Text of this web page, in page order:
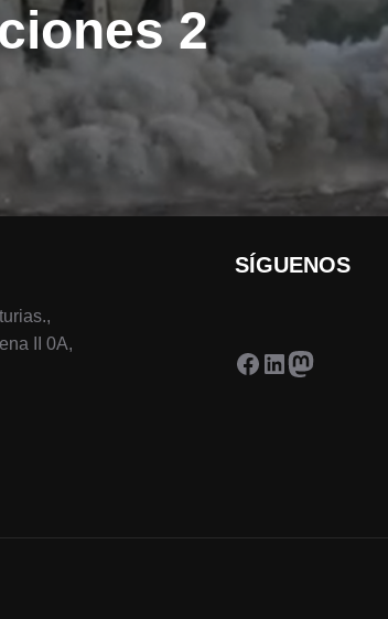
2
II 0A,
SÍGUENOS
Facebook
LinkedIn
Mastodon